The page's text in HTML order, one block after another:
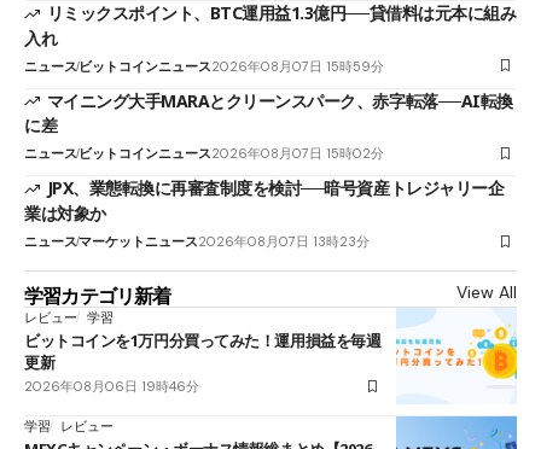
リミックスポイント、BTC運用益1.3億円──貸借料は元本に組み
入れ
ニュースビットコインニュース2026年08月07日 15時59分
マイニング大手MARAとクリーンスパーク、赤字転落──AI転換
に差
ニュースビットコインニュース2026年08月07日 15時02分
JPX、業態転換に再審査制度を検討──暗号資産トレジャリー企
業は対象か
ニュースマーケットニュース2026年08月07日 13時23分
学習カテゴリ新着 View All
レビュー 学習
ビットコインを1万円分買ってみた！運用損益を毎週
更新
2026年08月06日 19時46分
学習 レビュー